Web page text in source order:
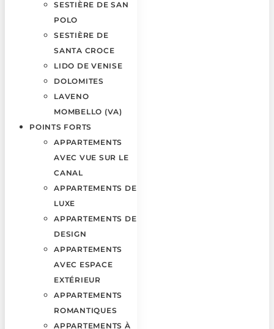
SESTIÈRE DE SAN
POLO
SESTIÈRE DE
SANTA CROCE
LIDO DE VENISE
DOLOMITES
LAVENO
MOMBELLO (VA)
POINTS FORTS
APPARTEMENTS
AVEC VUE SUR LE
CANAL
APPARTEMENTS DE
LUXE
APPARTEMENTS DE
DESIGN
APPARTEMENTS
AVEC ESPACE
EXTÉRIEUR
APPARTEMENTS
ROMANTIQUES
APPARTEMENTS À